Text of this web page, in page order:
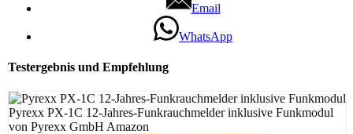
Email
WhatsApp
Testergebnis und Empfehlung
Pyrexx PX-1C 12-Jahres-Funkrauchmelder inklusive Funkmodul
von Pyrexx GmbH Amazon